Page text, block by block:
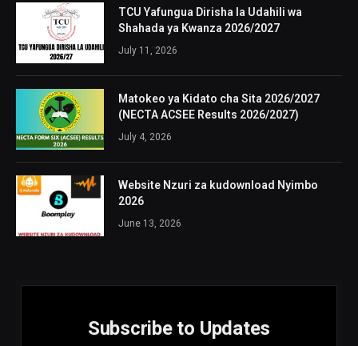
TCU Yafungua Dirisha la Udahili wa
Shahada ya Kwanza 2026/2027
July 11, 2026
Matokeo ya Kidato cha Sita 2026/2027
(NECTA ACSEE Results 2026/2027)
July 4, 2026
Website Nzuri za kudownload Nyimbo
2026
June 13, 2026
Subscribe to Updates